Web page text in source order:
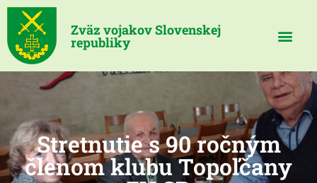
Zväz vojakov Slovenskej
republiky
Stretnutie s 90 ročným
členom klubu Topoľčany